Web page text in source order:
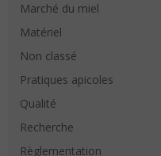
Marché du miel
Matériel
Non classé
Pratiques apicoles
Qualité
Recherche
Règlementation